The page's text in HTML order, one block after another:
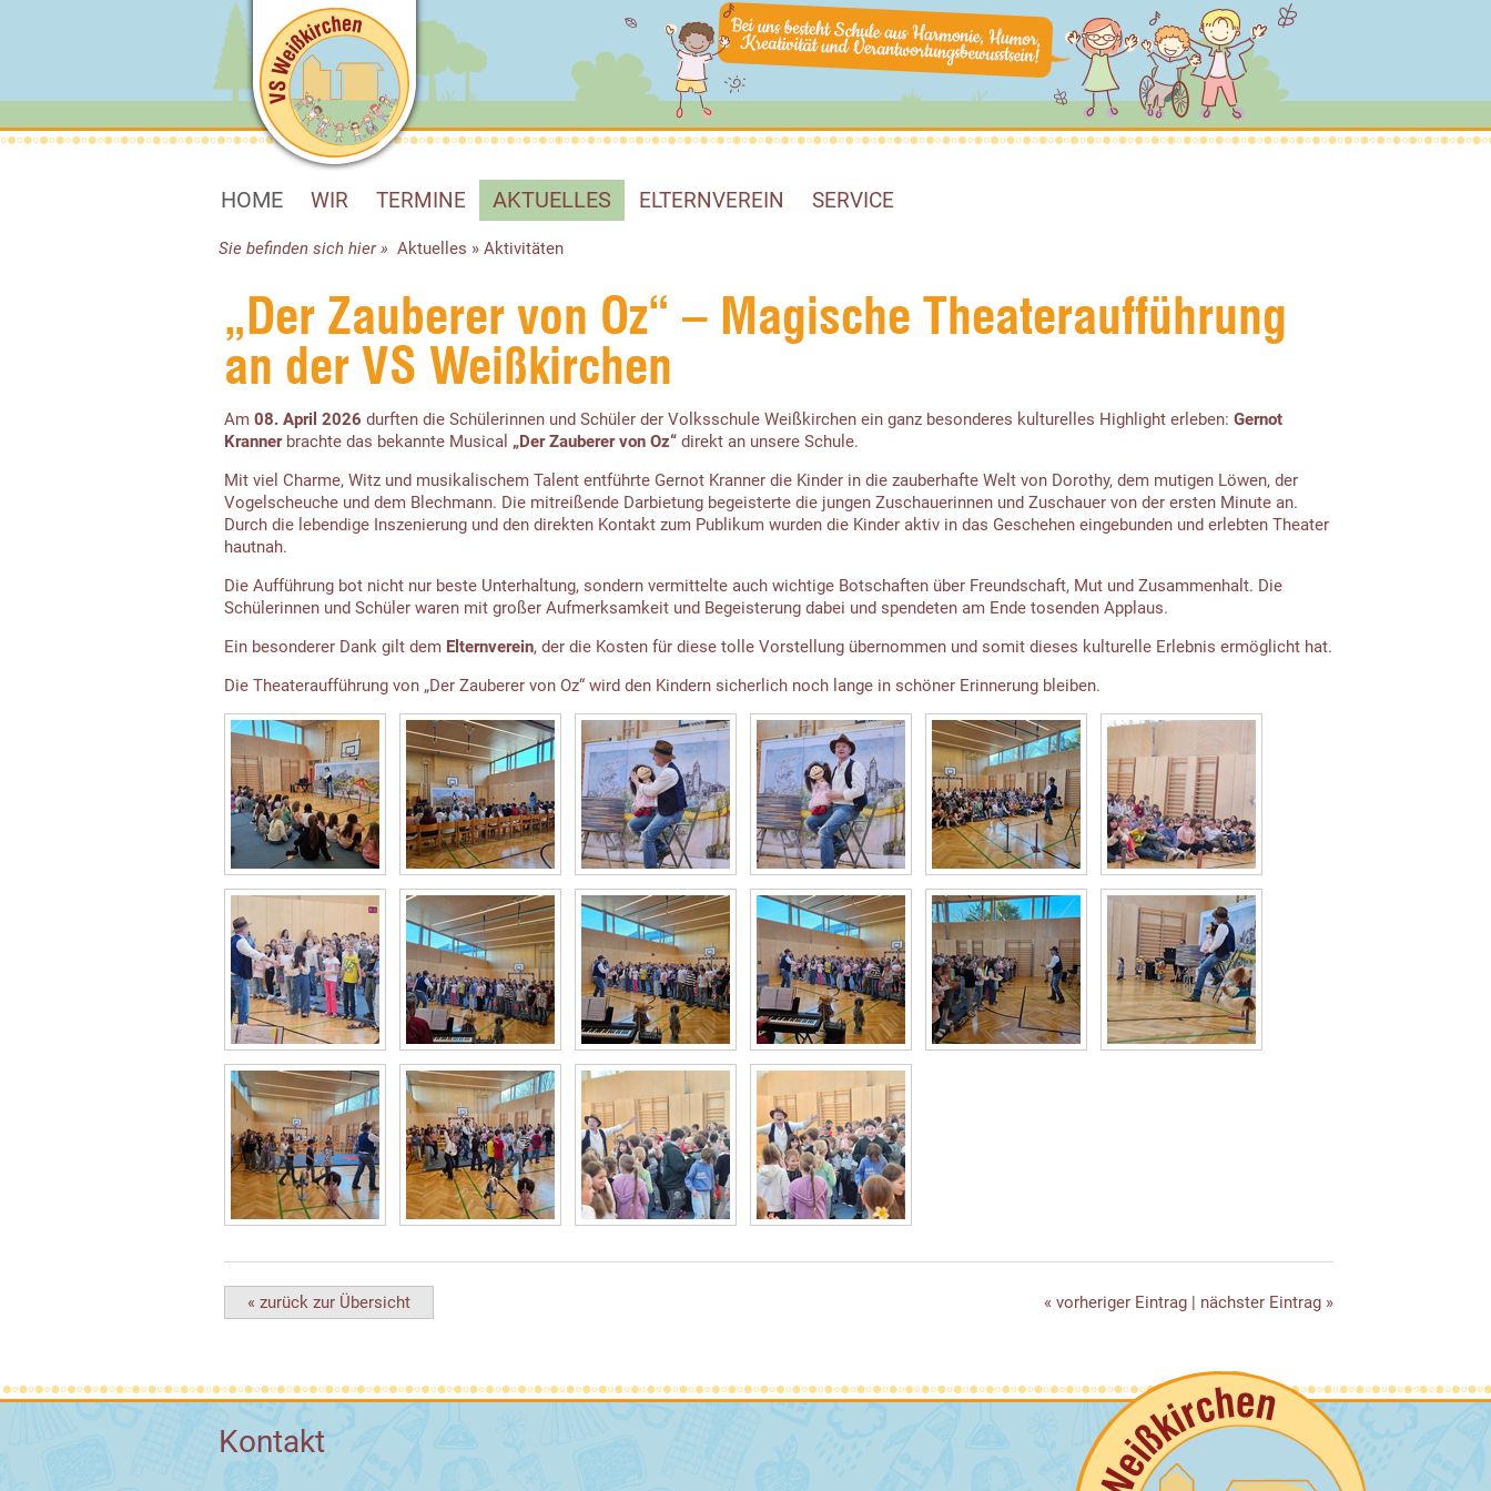
HOME WIR TERMINE AKTUELLES ELTERNVEREIN SERVICE
Sie befinden sich hier » Aktuelles » Aktivitäten
„Der Zauberer von Oz“ – Magische Theateraufführung
an der VS Weißkirchen
Am 08. April 2026 durften die Schülerinnen und Schüler der Volksschule Weißkirchen ein ganz besonderes kulturelles Highlight erleben: Gernot
Krannerbrachte das bekannte Musical „Der Zauberer von Oz“ direkt an unsere Schule.
Mit viel Charme, Witz und musikalischem Talent entführte Gernot Kranner die Kinder in die zauberhafte Welt von Dorothy, dem mutigen Löwen, der
Vogelscheuche und dem Blechmann. Die mitreißende Darbietung begeisterte die jungen Zuschauerinnen und Zuschauer von der ersten Minute an.
Durch die lebendige Inszenierung und den direkten Kontakt zum Publikum wurden die Kinder aktiv in das Geschehen eingebunden und erlebten Theater
hautnah.
Die Aufführung bot nicht nur beste Unterhaltung, sondern vermittelte auch wichtige Botschaften über Freundschaft, Mut und Zusammenhalt. Die
Schülerinnen und Schüler waren mit großer Aufmerksamkeit und Begeisterung dabei und spendeten am Ende tosenden Applaus.
Ein besonderer Dank gilt dem Elternverein, der die Kosten für diese tolle Vorstellung übernommen und somit dieses kulturelle Erlebnis ermöglicht hat.
Die Theateraufführung von „Der Zauberer von Oz“ wird den Kindern sicherlich noch lange in schöner Erinnerung bleiben.
« zurück zur Übersicht « vorheriger Eintrag | nächster Eintrag »
Kontakt